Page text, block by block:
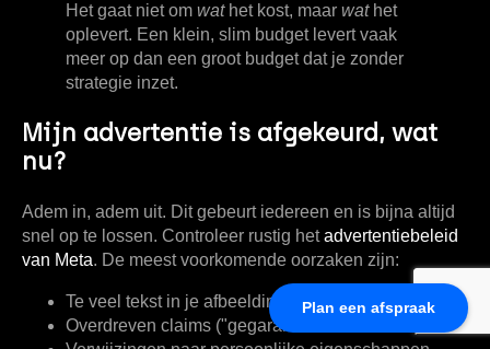
Plan een afspraak
Het gaat niet om wathet kost, maar wathet
oplevert. Een klein, slim budget levert vaak
meer op dan een groot budget dat je zonder
strategie inzet.
Mijn advertentie is afgekeurd, wat
nu?
Adem in, adem uit. Dit gebeurt iedereen en is bijna altijd
snel op te lossen. Controleer rustig hetadvertentiebeleid
van Meta. De meest voorkomende oorzaken zijn:
Te veel tekstin je afbeelding.
Overdreven claims ("gegarandeerd de beste").